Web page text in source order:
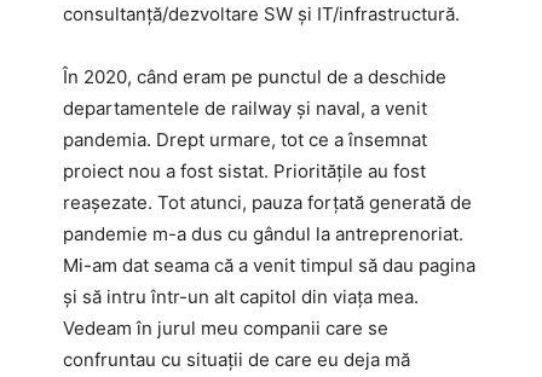
consultanță/dezvoltare SW și IT/infrastructură.
În 2020, când eram pe punctul de a deschide
departamentele de railway și naval, a venit
pandemia. Drept urmare, tot ce a însemnat
proiect nou a fost sistat. Prioritățile au fost
reașezate. Tot atunci, pauza forțată generată de
pandemie m-a dus cu gândul la antreprenoriat.
Mi-am dat seama că a venit timpul să dau pagina
și să intru într-un alt capitol din viața mea.
Vedeam în jurul meu companii care se
confruntau cu situații de care eu deja mă